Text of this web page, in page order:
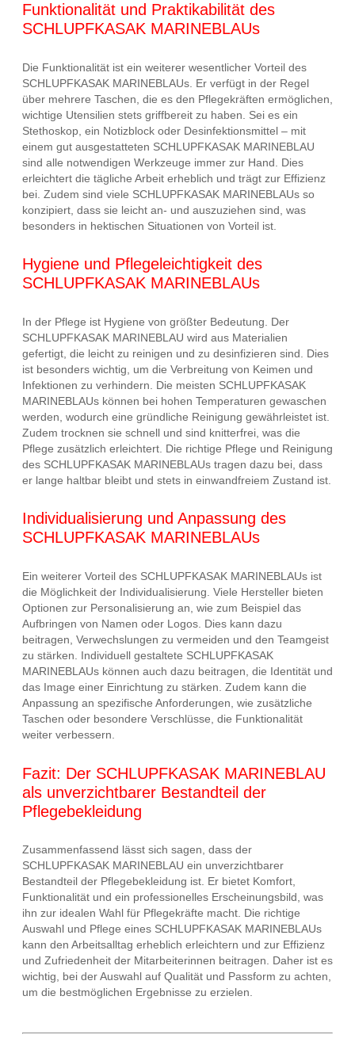
Funktionalität und Praktikabilität des
SCHLUPFKASAK MARINEBLAUs
Die Funktionalität ist ein weiterer wesentlicher Vorteil des
SCHLUPFKASAK MARINEBLAUs. Er verfügt in der Regel
über mehrere Taschen, die es den Pflegekräften ermöglichen,
wichtige Utensilien stets griffbereit zu haben. Sei es ein
Stethoskop, ein Notizblock oder Desinfektionsmittel – mit
einem gut ausgestatteten SCHLUPFKASAK MARINEBLAU
sind alle notwendigen Werkzeuge immer zur Hand. Dies
erleichtert die tägliche Arbeit erheblich und trägt zur Effizienz
bei. Zudem sind viele SCHLUPFKASAK MARINEBLAUs so
konzipiert, dass sie leicht an- und auszuziehen sind, was
besonders in hektischen Situationen von Vorteil ist.
Hygiene und Pflegeleichtigkeit des
SCHLUPFKASAK MARINEBLAUs
In der Pflege ist Hygiene von größter Bedeutung. Der
SCHLUPFKASAK MARINEBLAU wird aus Materialien
gefertigt, die leicht zu reinigen und zu desinfizieren sind. Dies
ist besonders wichtig, um die Verbreitung von Keimen und
Infektionen zu verhindern. Die meisten SCHLUPFKASAK
MARINEBLAUs können bei hohen Temperaturen gewaschen
werden, wodurch eine gründliche Reinigung gewährleistet ist.
Zudem trocknen sie schnell und sind knitterfrei, was die
Pflege zusätzlich erleichtert. Die richtige Pflege und Reinigung
des SCHLUPFKASAK MARINEBLAUs tragen dazu bei, dass
er lange haltbar bleibt und stets in einwandfreiem Zustand ist.
Individualisierung und Anpassung des
SCHLUPFKASAK MARINEBLAUs
Ein weiterer Vorteil des SCHLUPFKASAK MARINEBLAUs ist
die Möglichkeit der Individualisierung. Viele Hersteller bieten
Optionen zur Personalisierung an, wie zum Beispiel das
Aufbringen von Namen oder Logos. Dies kann dazu
beitragen, Verwechslungen zu vermeiden und den Teamgeist
zu stärken. Individuell gestaltete SCHLUPFKASAK
MARINEBLAUs können auch dazu beitragen, die Identität und
das Image einer Einrichtung zu stärken. Zudem kann die
Anpassung an spezifische Anforderungen, wie zusätzliche
Taschen oder besondere Verschlüsse, die Funktionalität
weiter verbessern.
Fazit: Der SCHLUPFKASAK MARINEBLAU
als unverzichtbarer Bestandteil der
Pflegebekleidung
Zusammenfassend lässt sich sagen, dass der
SCHLUPFKASAK MARINEBLAU ein unverzichtbarer
Bestandteil der Pflegebekleidung ist. Er bietet Komfort,
Funktionalität und ein professionelles Erscheinungsbild, was
ihn zur idealen Wahl für Pflegekräfte macht. Die richtige
Auswahl und Pflege eines SCHLUPFKASAK MARINEBLAUs
kann den Arbeitsalltag erheblich erleichtern und zur Effizienz
und Zufriedenheit der Mitarbeiterinnen beitragen. Daher ist es
wichtig, bei der Auswahl auf Qualität und Passform zu achten,
um die bestmöglichen Ergebnisse zu erzielen.